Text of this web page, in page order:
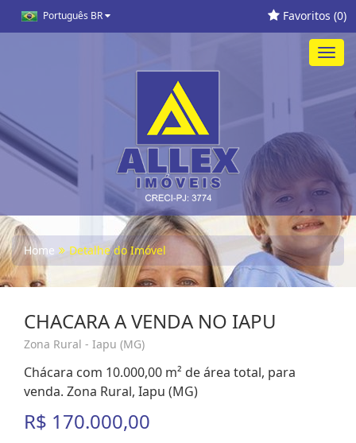
Português BR Favoritos (0)
Home Detalhe do Imóvel
CHACARA A VENDA NO IAPU
Zona Rural - Iapu (MG)
Chácara com 10.000,00 m² de área total, para
venda. Zona Rural, Iapu (MG)
R$ 170.000,00